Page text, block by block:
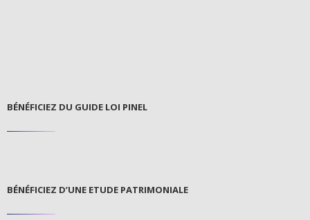
BÉNÉFICIEZ DU GUIDE LOI PINEL
BÉNÉFICIEZ D’UNE ETUDE PATRIMONIALE